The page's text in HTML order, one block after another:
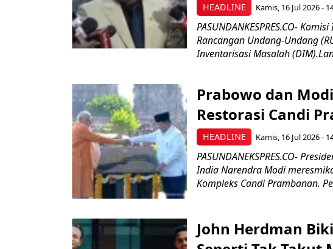
HEADLINE Kamis, 16 Jul 2026 -
PASUNDANKESPRES.CO-
Rancangan Undang-Undang
Inventarisasi Masalah
HEADLINE
Prabowo dan
Restorasi Candi
Kamis, 16 Jul 2026 -
PASUNDANEKSPRES.CO-
India Narendra Modi
Kompleks Candi Prambanan.
John Herdman